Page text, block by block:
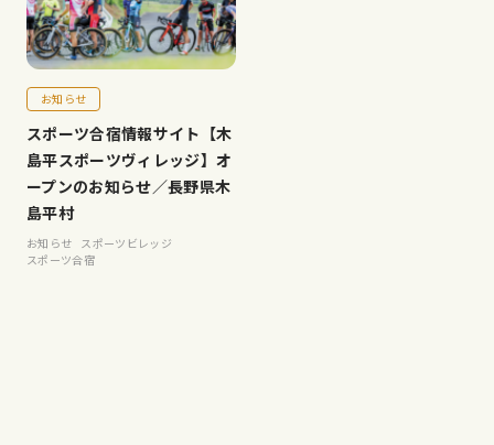
お知らせ
スポーツ合宿情報サイト【木
島平スポーツヴィレッジ】オ
ープンのお知らせ／長野県木
島平村
お知らせ スポーツビレッジ
スポーツ合宿